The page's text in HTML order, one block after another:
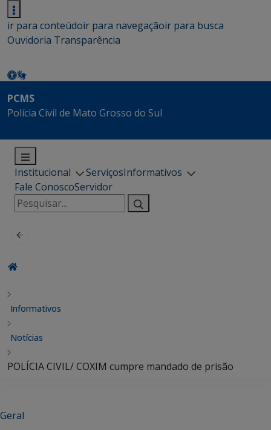
ir para conteúdoir para navegaçãoir para busca
Ouvidoria Transparência
PCMS
Polícia Civil de Mato Grosso do Sul
Institucional ServiçosInformativos
Fale ConoscoServidor
Pesquisar
por:
Informativos
Notícias
POLÍCIA CIVIL/ COXIM cumpre mandado de prisão
Geral